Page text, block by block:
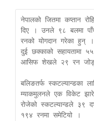
नेपालको जितमा कप्तान
दिए । उनले ९८ बलमा
रनको योगदान गरेका हुन्
दुई छक्काको सहायतामा
आसिफ शेखले २९ रन
बलिङतर्फ स्कटल्यान्डका
म्याकमुलनले एक विकेट
रोजेको स्कटल्यान्डले ३९
१९४ रनमा समेटियो ।